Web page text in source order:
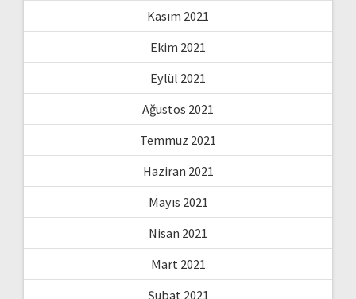
Kasım 2021
Ekim 2021
Eylül 2021
Ağustos 2021
Temmuz 2021
Haziran 2021
Mayıs 2021
Nisan 2021
Mart 2021
Şubat 2021